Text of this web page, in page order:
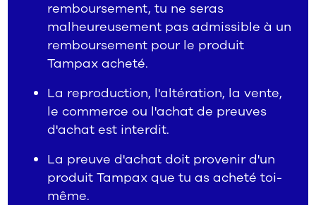
remboursement, tu ne seras
malheureusement pas admissible à un
remboursement pour le produit
Tampax acheté.
La reproduction, l'altération, la vente,
le commerce ou l'achat de preuves
d'achat est interdit.
La preuve d'achat doit provenir d'un
produit Tampax que tu as acheté toi-
même.